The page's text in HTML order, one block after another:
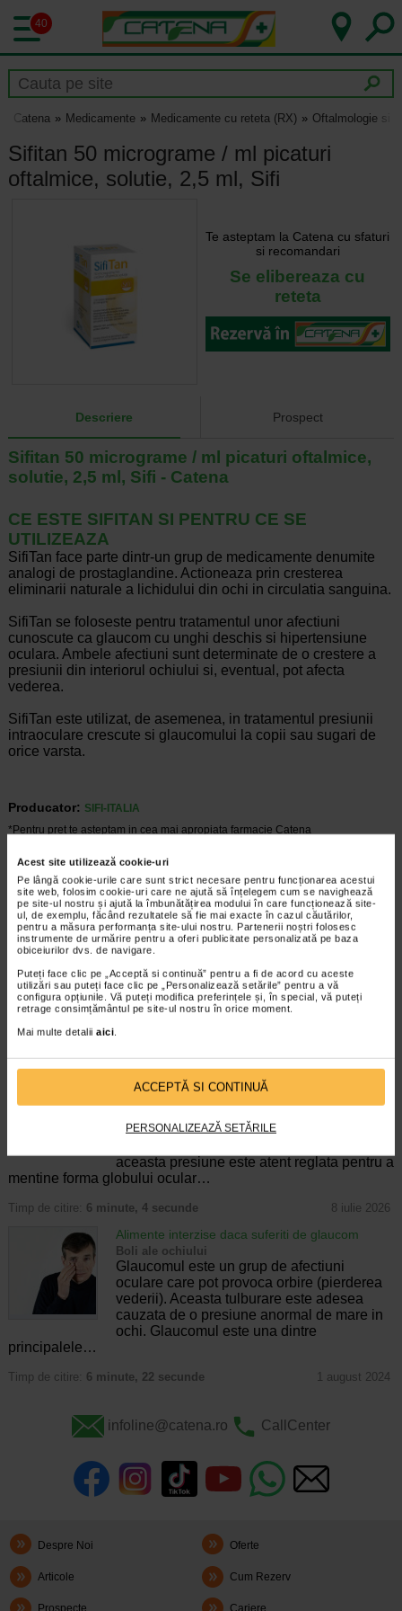
Acest site utilizează cookie-uri
Pe lângă cookie-urile care sunt strict necesare pentru funcționarea acestui
site web, folosim cookie-uri care ne ajută să înțelegem cum se navighează
pe site-ul nostru și ajută la îmbunătățirea modului în care funcționează site-
ul, de exemplu, făcând rezultatele să fie mai exacte în cazul căutărilor,
pentru a măsura performanța site-ului nostru. Partenerii noștri folosesc
instrumente de urmărire pentru a oferi publicitate personalizată pe baza
obiceiurilor dvs. de navigare.
Puteți face clic pe „Acceptă si continuă” pentru a fi de acord cu aceste
utilizări sau puteți face clic pe „Personalizează setările” pentru a vă
configura opțiunile. Vă puteți modifica preferințele și, în special, vă puteți
retrage consimțământul pe site-ul nostru în orice moment.
Mai multe detalii aici.
ACCEPTĂ SI CONTINUĂ
PERSONALIZEAZĂ SETĂRILE
40
Catena Medicamente Medicamente cu reteta (RX) Oftalmologie si
Sifitan 50 micrograme / ml picaturi
oftalmice, solutie, 2,5 ml, Sifi
Te asteptam la Catena cu sfaturi
si recomandari
Se elibereaza cu
reteta
Descriere Prospect
Sifitan 50 micrograme / ml picaturi oftalmice,
solutie, 2,5 ml, Sifi - Catena
CE ESTE SIFITAN SI PENTRU CE SE
UTILIZEAZA
SifiTan face parte dintr-un grup de medicamente denumite
analogi de prostaglandine. Actioneaza prin cresterea
eliminarii naturale a lichidului din ochi in circulatia sanguina.
SifiTan se foloseste pentru tratamentul unor afectiuni
cunoscute ca glaucom cu unghi deschis si hipertensiune
oculara. Ambele afectiuni sunt determinate de o crestere a
presiunii din interiorul ochiului si, eventual, pot afecta
vederea.
SifiTan este utilizat, de asemenea, in tratamentul presiunii
intraoculare crescute si glaucomului la copii sau sugari de
orice varsta.
Producator: SIFI-ITALIA
*Pentru pret te asteptam in cea mai apropiata farmacie Catena
ARTICOLE RECOMANDATE
Glaucom: cauze, simptome, diagnostic,
tratament
Boli ale ochiului
Glaucomul este, mai degraba, un grup de
tulburari oculare care afecteaza nervul
optic, elementul de a carui stare de
sanatate depinde vederea buna. O
presiune anormal de mare la nivelul ochiului sta,…
Timp de citire:6 minute, 21 secunde
Tensiune oculara: cauze, simptome, diagnostic si
tratament
exercitata de lichidele din interiorul ochiului
aceasta presiune este atent reglata pentru a
mentine forma globului ocular…
Timp de citire: 6 minute, 4 secunde 8 iulie 2026
Alimente interzise daca suferiti de glaucom
Boli ale ochiului
Glaucomul este un grup de afectiuni
oculare care pot provoca orbire (pierderea
vederii). Aceasta tulburare este adesea
cauzata de o presiune anormal de mare in
ochi. Glaucomul este una dintre
principalele…
Timp de citire: 6 minute, 22 secunde 1 august 2024
infoline@catena.ro CallCenter
Despre Noi Oferte
Articole Cum Rezerv